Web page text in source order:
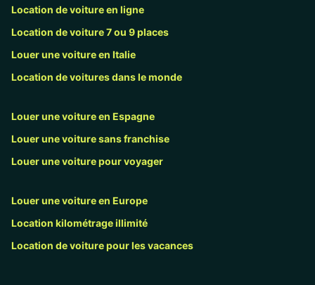
Location de voiture en ligne
Location de voiture 7 ou 9 places
Louer une voiture en Italie
Location de voitures dans le monde
Louer une voiture en Espagne
Louer une voiture sans franchise
Louer une voiture pour voyager
Louer une voiture en Europe
Location kilométrage illimité
Location de voiture pour les vacances